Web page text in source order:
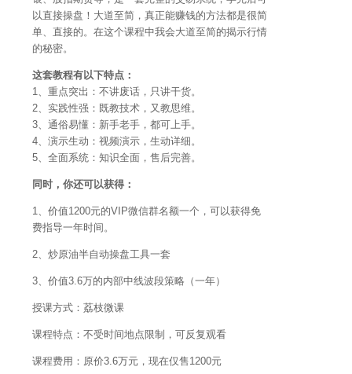
以直接操盘！大道至简，真正能赚钱的方法都是很简
单、直接的。在这个课程中我会大道至简的揭示行情
的秘密。
这套教程有以下特点：
1、重点突出：不讲废话，只讲干货。
2、实践性强：既教技术，又教思维。
3、通俗易懂：新手老手，都可上手。
4、演示生动：视频演示，生动详细。
5、全面系统：知识全面，售后完善。
同时，你还可以获得：
1、价值1200元的VIP微信群名额一个，可以获得免
费指导一年时间。
2、炒原油半自动操盘工具一套
3、价值3.6万的内部中线波段策略（一年）
授课方式：荔枝微课
课程特点：不受时间地点限制，可反复观看
课程费用：原价3.6万元，现在仅售1200元